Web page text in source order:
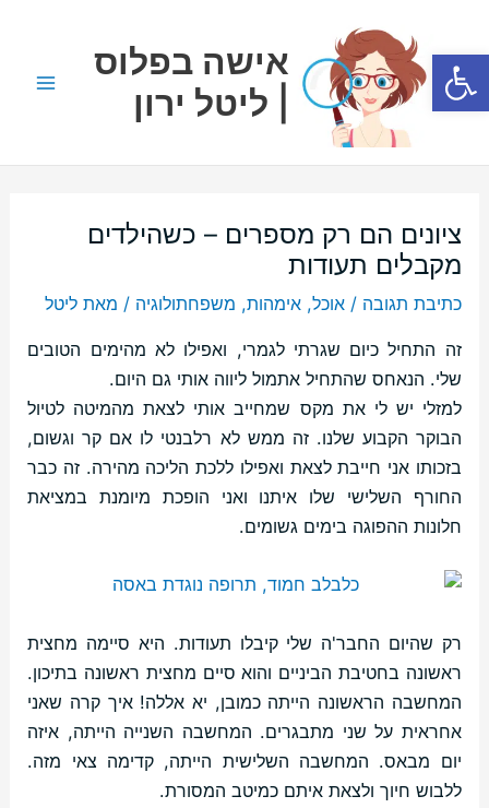
פתח סרגל נגישות
אישה בפלוס
| ליטל ירון
ציונים הם רק מספרים – כשהילדים
מקבלים תעודות
כתיבת תגובה /אוכל,אימהות, משפחתולוגיה / מאתליטל
זה התחיל כיום שגרתי לגמרי, ואפילו לא מהימים הטובים
שלי. הנאחס שהתחיל אתמול ליווה אותי גם היום.
למזלי יש לי את מקס שמחייב אותי לצאת מהמיטה לטיול
הבוקר הקבוע שלנו. זה ממש לא רלבנטי לו אם קר וגשום,
בזכותו אני חייבת לצאת ואפילו ללכת הליכה מהירה. זה כבר
החורף השלישי שלו איתנו ואני הופכת מיומנת במציאת
חלונות ההפוגה בימים גשומים.
רק שהיום החבר'ה שלי קיבלו תעודות. היא סיימה מחצית
ראשונה בחטיבת הביניים והוא סיים מחצית ראשונה בתיכון.
המחשבה הראשונה הייתה כמובן, יא אללה! איך קרה שאני
אחראית על שני מתבגרים. המחשבה השנייה הייתה, איזה
יום מבאס. המחשבה השלישית הייתה, קדימה צאי מזה.
ללבוש חיוך ולצאת איתם כמיטב המסורת.